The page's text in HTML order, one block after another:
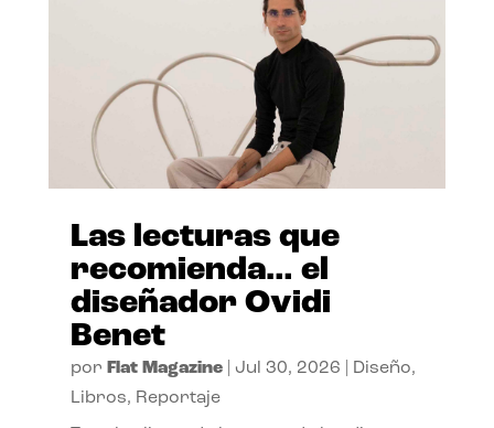
Las lecturas que
recomienda… el
diseñador Ovidi
Benet
por Flat Magazine| Jul 30, 2026 Diseño,
Libros, Reportaje